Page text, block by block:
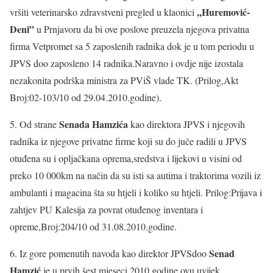
vršiti veterinarsko zdravstveni pregled u klaonici ,,Huremović-
Deni”u Prnjavoru da bi ove poslove preuzela njegova privatna
firma Vetpromet sa 5 zaposlenih radnika dok je u tom periodu u
JPVS doo zaposleno 14 radnika.Naravno i ovdje nije izostala
nezakonita podrška ministra za PViŠ vlade TK. (Prilog,Akt
Broj:02-103/10 od 29.04.2010.godine).
5. Od straneSenada Hamzićakao direktora JPVS i njegovih
radnika iz njegove privatne firme koji su do juče radili u JPVS
otuđena su i opljačkana oprema,sredstva i lijekovi u visini od
preko 10 000km na način da su isti sa autima i traktorima vozili iz
ambulanti i magacina šta su htjeli i koliko su htjeli. Prilog:Prijava i
zahtjev PU Kalesija za povrat otuđenog inventara i
opreme,Broj:204/10 od 31.08.2010.godine.
6. Iz gore pomenutih navoda kao direktor JPVSdooSenad
je u prvih šest mjeseci 2010.godine ovu uvijek